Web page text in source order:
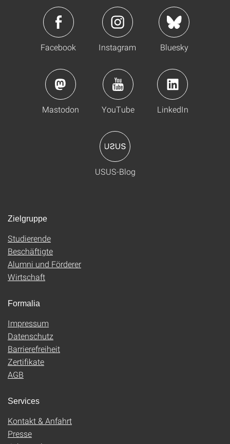
Facebook Instagram Bluesky
Mastodon YouTube LinkedIn
USUS-Blog
Zielgruppe
Studierende
Beschäftigte
Alumni und Förderer
Wirtschaft
Formalia
Impressum
Datenschutz
Barrierefreiheit
Zertifikate
AGB
Services
Kontakt & Anfahrt
Presse